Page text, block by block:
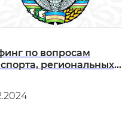
по вопросам
региональных